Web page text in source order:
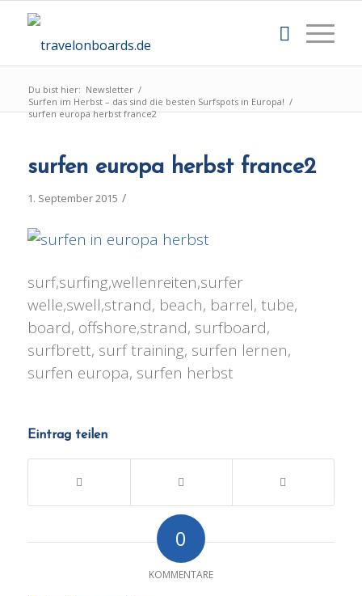
Du bist hier: Newsletter /
Surfen im Herbst – das sind die besten Surfspots in Europa! /
surfen europa herbst france2
surfen europa herbst france2
1. September 2015 /
surf,surfing,wellenreiten,surfer
welle,swell,strand, beach, barrel, tube,
board, offshore,strand, surfboard,
surfbrett, surf training, surfen lernen,
surfen europa, surfen herbst
Eintrag teilen
0
KOMMENTARE